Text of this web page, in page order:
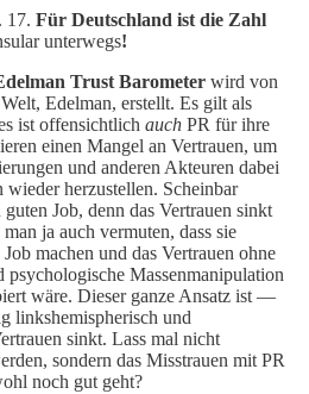
17. Für Deutschland ist die Zahl
unterwegs!
Trust Barometer wird von
Edelman, erstellt. Es gilt als
ist offensichtlich auch PR für ihre
einen Mangel an Vertrauen, um
und anderen Akteuren dabei
wieder herzustellen. Scheinbar
Job, denn das Vertrauen sinkt
ja auch vermuten, dass sie
machen und das Vertrauen ohne
psychologische Massenmanipulation
wäre. Dieser ganze Ansatz ist —
linkshemispherisch und
sinkt. Lass mal nicht
sondern das Misstrauen mit PR
noch gut geht?